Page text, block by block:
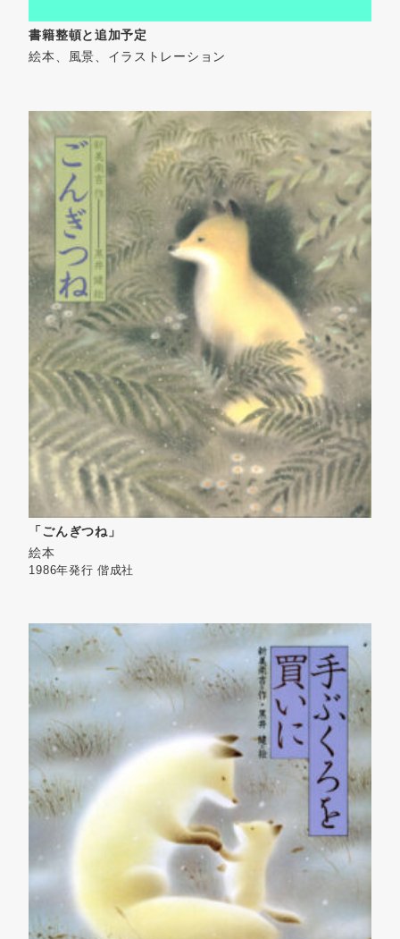
書籍整頓と追加予定
絵本、風景、イラストレーション
「ごんぎつね」
絵本
1986年発行 偕成社